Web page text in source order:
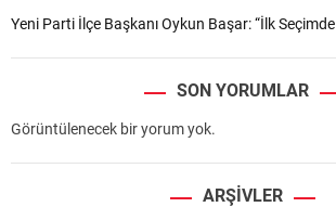
Yeni Parti İlçe Başkanı Oykun Başar: “İlk
SON YORUMLAR
Görüntülenecek bir yorum yok.
ARŞIVLER